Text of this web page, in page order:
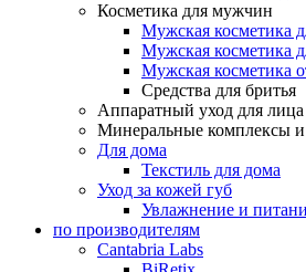
Косметика для мужчин
Мужская косметика
Мужская косметика
Мужская косметика
Средства для бритья
Аппаратный уход для лица
Минеральные комплексы
Для дома
Текстиль для дома
Уход за кожей губ
Увлажнение и
по производителям
Cantabria Labs